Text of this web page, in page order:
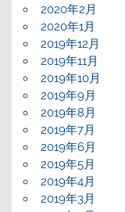
2020年2月
2020年1月
2019年12月
2019年11月
2019年10月
2019年9月
2019年8月
2019年7月
2019年6月
2019年5月
2019年4月
2019年3月